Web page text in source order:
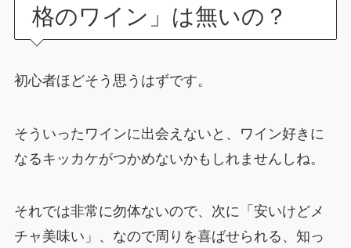
格のワイン」は無いの？
初心者ほどそう思うはずです。
そういったワインに出会えないと、ワイン好きに
なるキッカケがつかめないかもしれませんしね。
それでは非常に勿体ないので、次に「安いけどメ
チャ美味い」、なので周りを喜ばせられる、知っ